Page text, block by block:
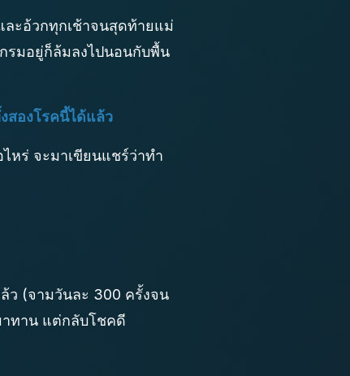
ะอ้วกทุกเช้าจนสุดท้ายแม่
รมอยู่ก็ล้มลงไปนอนกับพื้น
สองโรคนี้ได้แล้ว
หร่ จะมาเขียนแชร์ว่าทำ
ว (จามวันละ 300 ครั้งจน
ทาน แต่กลับโชคดี